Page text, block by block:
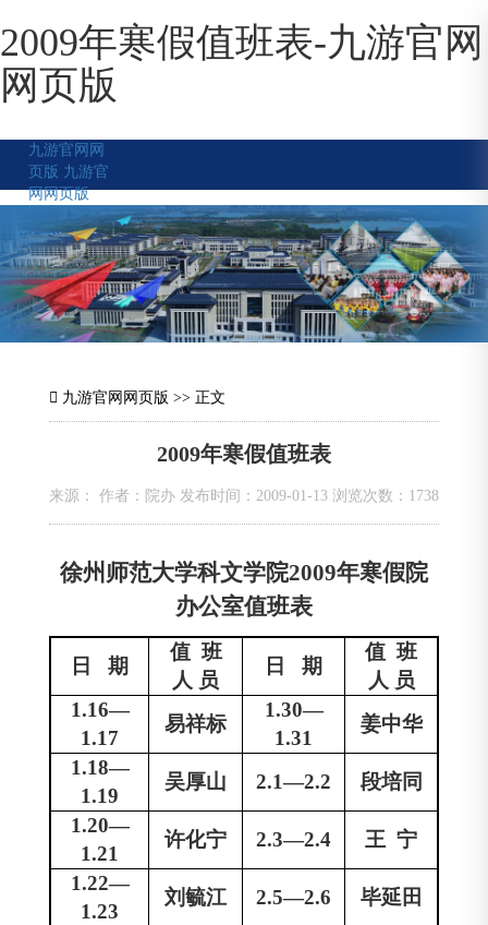
2009年寒假值班表-九游官网
网页版
九游官网网
页版 九游官
网网页版
九游官网网页版 >> 正文
2009年寒假值班表
来源： 作者：院办 发布时间：2009-01-13 浏览次数： 1738
徐州师范大学科文学院2009年寒假院
办公室值班表
日 期
值 班
人 员
日 期
值 班
人 员
1.16—
1.17
易祥标
1.30—
1.31
姜中华
1.18—
1.19
吴厚山 2.1—2.2
段培同
1.20—
1.21
许化宁 2.3—2.4 王 宁
1.22—
1.23
刘毓江 2.5—2.6
毕延田